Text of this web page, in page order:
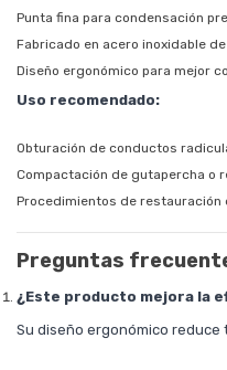
Punta fina para condensación
Fabricado en acero inoxidable
Diseño ergonómico para mejor
Uso recomendado:
Obturación de conductos
Compactación de gutapercha o
Procedimientos de restauración
Preguntas
¿Este producto mejora la
Su diseño ergonómico reduce